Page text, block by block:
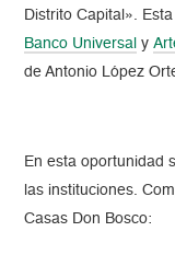
Distrito Capital».
Banco Universal y
de Antonio López
En esta oportunidad
las instituciones.
Casas Don Bosco: